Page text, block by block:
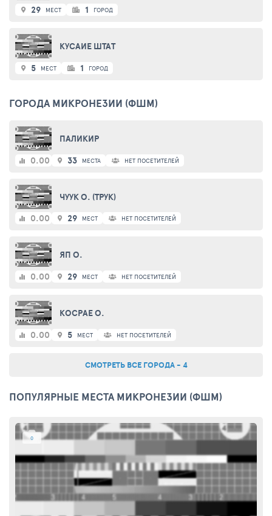
29
МЕСТ 1 ГОРОД
КУСАИЕ ШТАТ
5
МЕСТ 1 ГОРОД
ГОРОДА МИКРОНЕЗИИ (ФШМ)
ПАЛИКИР
33
МЕСТА НЕТ ПОСЕТИТЕЛЕЙ
0.00
ЧУУК О. (ТРУК)
29
МЕСТ НЕТ ПОСЕТИТЕЛЕЙ
0.00
ЯП О.
29
МЕСТ НЕТ ПОСЕТИТЕЛЕЙ
0.00
КОСРАЕ О.
5
МЕСТ НЕТ ПОСЕТИТЕЛЕЙ
0.00
СМОТРЕТЬ ВСЕ ГОРОДА - 4
ПОПУЛЯРНЫЕ МЕСТА МИКРОНЕЗИИ (ФШМ)
0